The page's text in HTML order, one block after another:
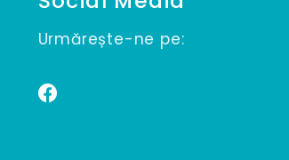
Urmărește-ne pe: